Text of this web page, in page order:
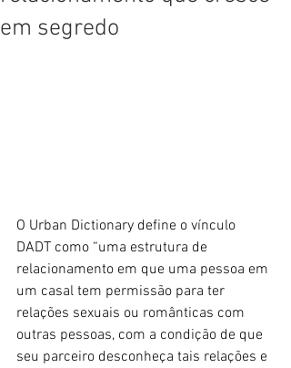
em segredo
O Urban Dictionary define o vínculo
DADT como “uma estrutura de
relacionamento em que uma pessoa em
um casal tem permissão para ter
relações sexuais ou românticas com
outras pessoas, com a condição de que
seu parceiro desconheça tais relações e